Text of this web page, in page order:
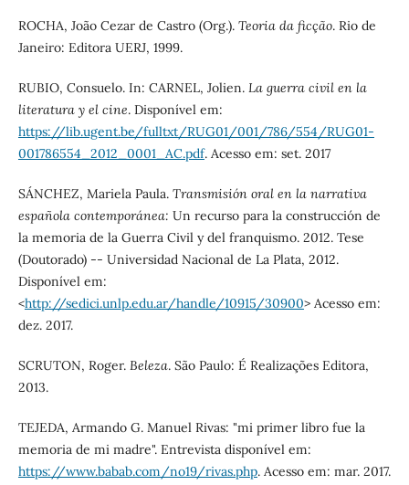
ROCHA, João Cezar de Castro (Org.). Teoria da ficção. Rio de
Janeiro: Editora UERJ, 1999.
RUBIO, Consuelo. In: CARNEL, Jolien. La guerra civil en la
literatura y el cine. Disponível em:
https://lib.ugent.be/fulltxt/RUG01/001/786/554/RUG01-
001786554_2012_0001_AC.pdf. Acesso em: set. 2017
SÁNCHEZ, Mariela Paula. Transmisión oral en la narrativa
española contemporánea: Un recurso para la construcción de
la memoria de la Guerra Civil y del franquismo. 2012. Tese
(Doutorado) -- Universidad Nacional de La Plata, 2012.
Disponível em:
<http://sedici.unlp.edu.ar/handle/10915/30900> Acesso em:
dez. 2017.
SCRUTON, Roger. Beleza. São Paulo: É Realizações Editora,
2013.
TEJEDA, Armando G. Manuel Rivas: "mi primer libro fue la
memoria de mi madre". Entrevista disponível em:
https://www.babab.com/no19/rivas.php. Acesso em: mar. 2017.